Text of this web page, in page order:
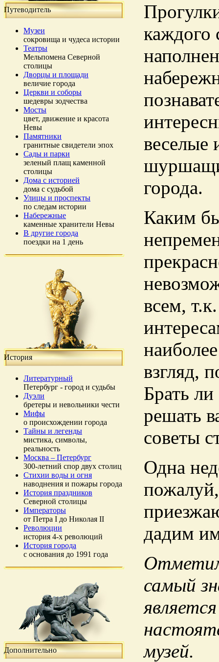
Путеводитель
Музеи
сокровища и чудеса истории
Театры
Мельпомена Северной
столицы
Дворцы и площади
величие города
Церкви и соборы
шедевры зодчества
Мосты
цвет, движение и красота
Невы
Памятники
гранитные свидетели эпох
Сады и парки
зеленый плащ каменной
столицы
Дома с историей
дома с судьбой
Улицы и проспекты
по следам истории
Набережные
каменные хранители Невы
В другие города
поездки на 1 день
История
Литературный
Петербург - город и судьбы
Дуэли
бретеры и невольники чести
Мифы
о происхождении города
Тайны и легенды
мистика, символы,
реальность
Москва – Петербург
300-летний спор двух столиц
Стихии воды и огня
наводнения и пожары города
История праздников
Северной столицы
Императоры
от Петра I до Николая II
Революции
история 4-х революций
История города
с основания до 1991 года
Дополнительно
каждого
веселые
города.
Каким
всем,
взгляд,
Брать
решать
советы
Одна
дадим
самый
музей.